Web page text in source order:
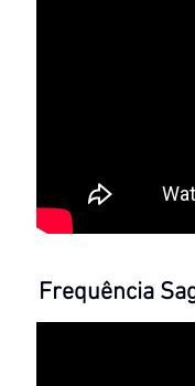
Frequência